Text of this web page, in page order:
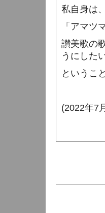
私自身は
「アマツ
讃美歌の
うにした
というこ
(2022年7